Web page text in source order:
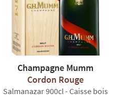
Champagne Mumm
Cordon Rouge
Salmanazar 900cl - Caisse bois